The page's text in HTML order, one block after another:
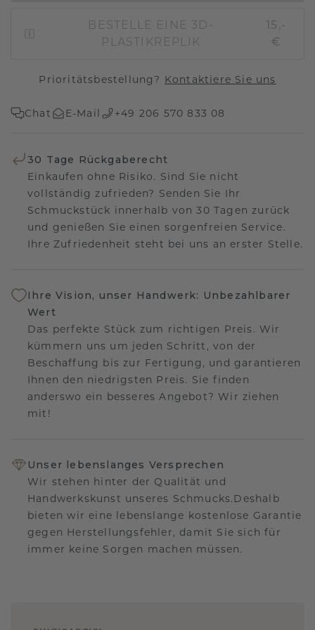
BESTELLE EINE 3D-
PLASTIKREPLIK
15,-
€
Prioritätsbestellung? Kontaktiere Sie uns
Chat E-Mail +49 206 570 833 08
30 Tage Rückgaberecht
Einkaufen ohne Risiko. Sind Sie nicht
vollständig zufrieden? Senden Sie Ihr
Schmuckstück innerhalb von 30 Tagen zurück
und genießen Sie einen sorgenfreien Service.
Ihre Zufriedenheit steht bei uns an erster Stelle.
Ihre Vision, unser Handwerk: Unbezahlbarer
Wert
Das perfekte Stück zum richtigen Preis. Wir
kümmern uns um jeden Schritt, von der
Beschaffung bis zur Fertigung, und garantieren
Ihnen den niedrigsten Preis. Sie finden
anderswo ein besseres Angebot? Wir ziehen
mit!
Unser lebenslanges Versprechen
Wir stehen hinter der Qualität und
Handwerkskunst unseres Schmucks.Deshalb
bieten wir eine lebenslange kostenlose Garantie
gegen Herstellungsfehler, damit Sie sich für
immer keine Sorgen machen müssen.